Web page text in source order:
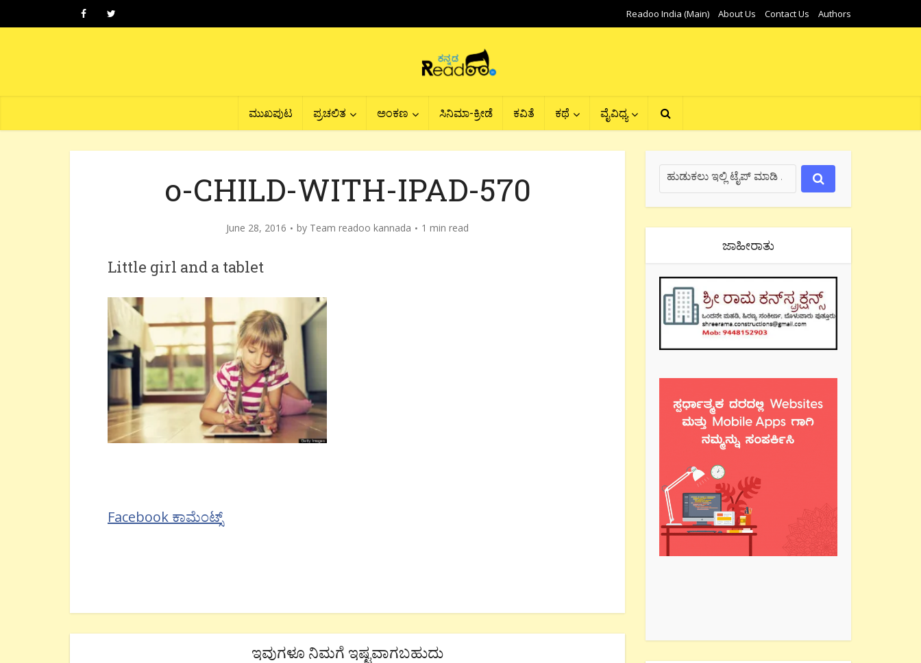
Readoo India (Main) About Us Contact Us Authors
ಮುಖಪುಟ ಪ್ರಚಲಿತ ಅಂಕಣ ಸಿನಿಮಾ-ಕ್ರೀಡೆ ಕವಿತೆ ಕಥೆ ವೈವಿಧ್ಯ
o-CHILD-WITH-IPAD-570
June 28, 2016 by Team readoo kannada 1 min read
Little girl and a tablet
Facebook ಕಾಮೆಂಟ್ಸ್
ಇವುಗಳೂ ನಿಮಗೆ ಇಷ್ಟವಾಗಬಹುದು
ಜಾಹೀರಾತು